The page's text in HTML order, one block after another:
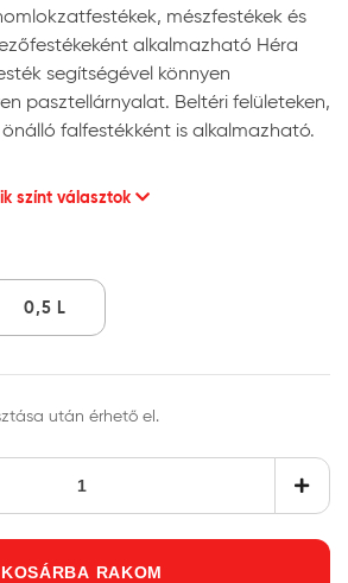
mészfestékek és
alkalmazható Héra
segítségével könnyen
pasztellárnyalat. Beltéri felületeken,
falfestékként is alkalmazható.
színt választok
0,5 L
után érhető el.
KOSÁRBA RAKOM